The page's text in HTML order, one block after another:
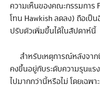
ความเห็นของคณะกรรมการ
โทน Hawkish ลดลง) ถือเป็
ปรับตัวเพิ่มขึ้นได้ในสัปดาห์นี้
สำหรับเหตุการณ์หลังจาก
คงขึ้นอยู่กับระดับความรุนแร
ไปมากกว่านี้หรือไม่ โดยเฉพ